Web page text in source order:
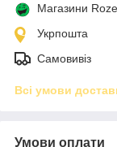
Магазини
Укрпошта
Самовивіз
Всі умови
Умови оплати